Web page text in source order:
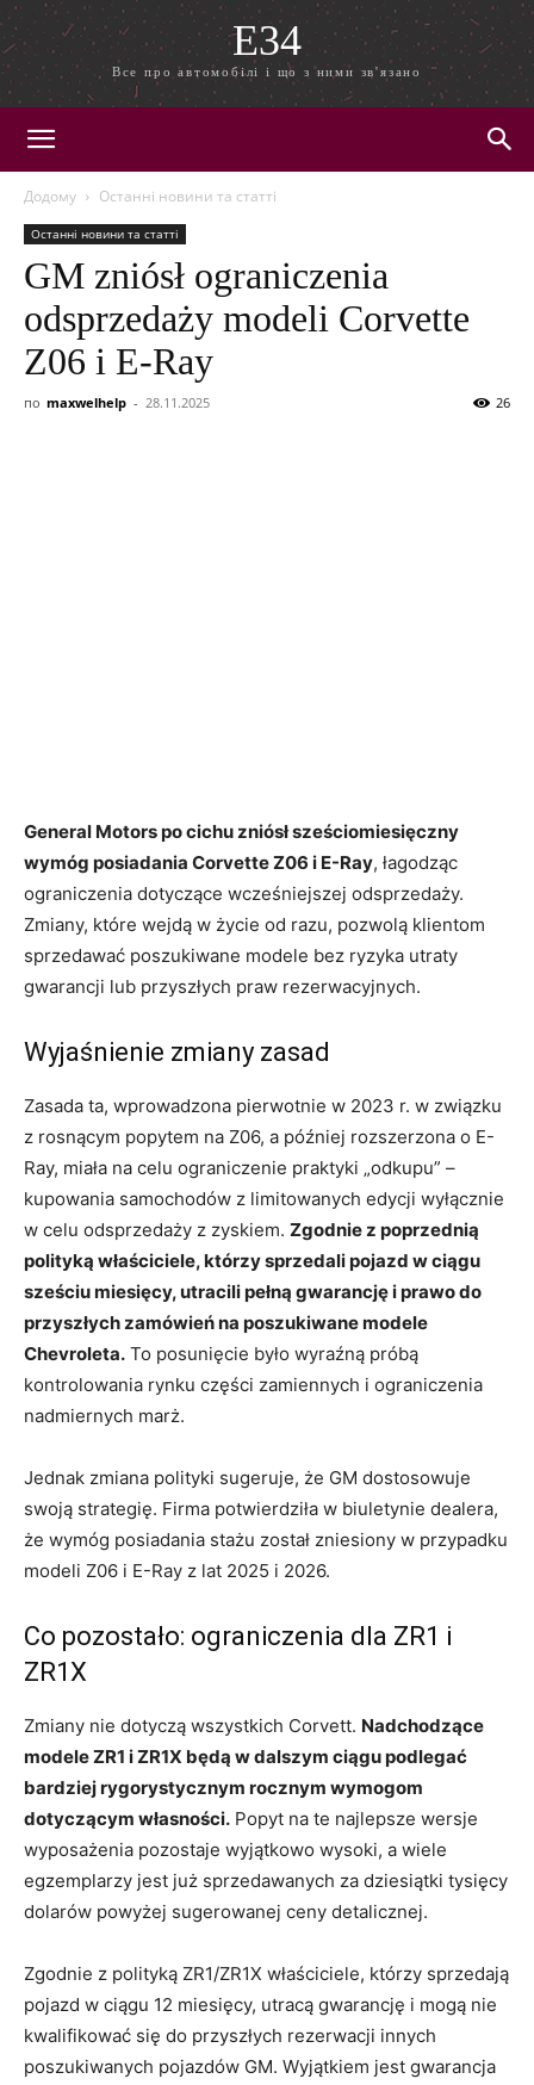
E34
Все про автомобілі і що з ними зв'язано
Додому Останні новини та статті
Останні новини та статті
GM zniósł ograniczenia
odsprzedaży modeli Corvette
Z06 i E-Ray
по maxwelhelp - 28.11.2025 26
General Motors po cichu zniósł sześciomiesięczny
wymóg posiadania Corvette Z06 i E-Ray, łagodząc
ograniczenia dotyczące wcześniejszej odsprzedaży.
Zmiany, które wejdą w życie od razu, pozwolą klientom
sprzedawać poszukiwane modele bez ryzyka utraty
gwarancji lub przyszłych praw rezerwacyjnych.
Wyjaśnienie zmiany zasad
Zasada ta, wprowadzona pierwotnie w 2023 r. w związku
z rosnącym popytem na Z06, a później rozszerzona o E-
Ray, miała na celu ograniczenie praktyki „odkupu” –
kupowania samochodów z limitowanych edycji wyłącznie
w celu odsprzedaży z zyskiem. Zgodnie z poprzednią
polityką właściciele, którzy sprzedali pojazd w ciągu
sześciu miesięcy, utracili pełną gwarancję i prawo do
przyszłych zamówień na poszukiwane modele
Chevroleta. To posunięcie było wyraźną próbą
kontrolowania rynku części zamiennych i ograniczenia
nadmiernych marż.
Jednak zmiana polityki sugeruje, że GM dostosowuje
swoją strategię. Firma potwierdziła w biuletynie dealera,
że ​​wymóg posiadania stażu został zniesiony w przypadku
modeli Z06 i E-Ray z lat 2025 i 2026.
Co pozostało: ograniczenia dla ZR1 i
ZR1X
Zmiany nie dotyczą wszystkich Corvett. Nadchodzące
modele ZR1 i ZR1X będą w dalszym ciągu podlegać
bardziej rygorystycznym rocznym wymogom
dotyczącym własności. Popyt na te najlepsze wersje
wyposażenia pozostaje wyjątkowo wysoki, a wiele
egzemplarzy jest już sprzedawanych za dziesiątki tysięcy
dolarów powyżej sugerowanej ceny detalicznej.
Zgodnie z polityką ZR1/ZR1X właściciele, którzy sprzedają
pojazd w ciągu 12 miesięcy, utracą gwarancję i mogą nie
kwalifikować się do przyszłych rezerwacji innych
poszukiwanych pojazdów GM. Wyjątkiem jest gwarancja